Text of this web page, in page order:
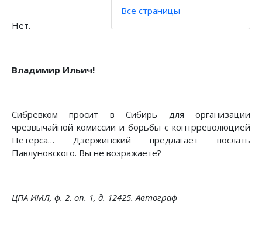
Все страницы
Нет.
Владимир Ильич!
Сибревком просит в Сибирь для организации
чрезвычайной комиссии и борьбы с контрреволюцией
Петерса… Дзержинский предлагает послать
Павлуновского. Вы не возражаете?
ЦПА ИМЛ, ф. 2. on. 1, д. 12425. Автограф